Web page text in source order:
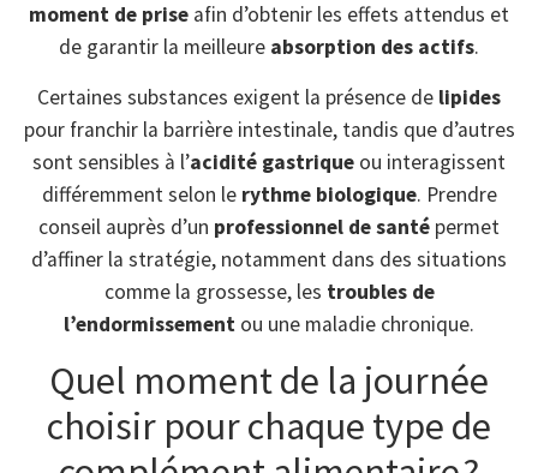
moment de prise afin d’obtenir les effets attendus et
de garantir la meilleure absorption des actifs.
Certaines substances exigent la présence de lipides
pour franchir la barrière intestinale, tandis que d’autres
sont sensibles à l’acidité gastrique ou interagissent
différemment selon le rythme biologique. Prendre
conseil auprès d’un professionnel de santé permet
d’affiner la stratégie, notamment dans des situations
comme la grossesse, les troubles de
l’endormissement ou une maladie chronique.
Quel moment de la journée
choisir pour chaque type de